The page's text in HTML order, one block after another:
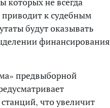
к судебным
будут оказывать
финансирования
предвыборной
что увеличит